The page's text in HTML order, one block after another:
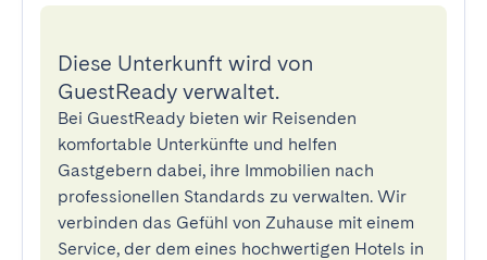
Diese Unterkunft wird von
GuestReady verwaltet.
Bei GuestReady bieten wir Reisenden
komfortable Unterkünfte und helfen
Gastgebern dabei, ihre Immobilien nach
professionellen Standards zu verwalten. Wir
verbinden das Gefühl von Zuhause mit einem
Service, der dem eines hochwertigen Hotels in